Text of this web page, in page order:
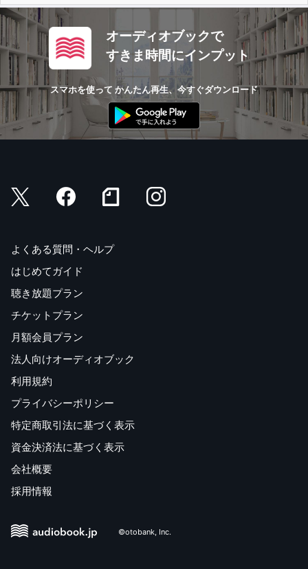
オーディオブックで
すきま時間にインプット
スマホを使って かんたん再生、今すぐダウンロード
よくある質問・ヘルプ
はじめてガイド
聴き放題プラン
チケットプラン
月額会員プラン
法人向けオーディオブック
利用規約
プライバシーポリシー
特定商取引法に基づく表示
資金決済法に基づく表示
会社概要
採用情報
©otobank, Inc.